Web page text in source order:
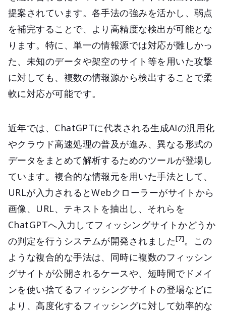
提案されています。各手法の強みを活かし、弱点
を補完することで、より高精度な検出が可能とな
ります。特に、単一の情報源では対応が難しかっ
た、未知のデータや架空のサイト等を用いた攻撃
に対しても、複数の情報源から検出することで柔
軟に対応が可能です。
近年では、ChatGPTに代表される生成AIの汎用化
やクラウド高速処理の普及が進み、異なる形式の
データをまとめて解析するためのツールが登場し
ています。複合的な情報元を用いた手法として、
URLが入力されるとWebクローラーがサイトから
画像、URL、テキストを抽出し、それらを
ChatGPTへ入力してフィッシングサイトかどうか
の判定を行うシステムが開発されました[7]。この
ような複合的な手法は、同時に複数のフィッシン
グサイトが公開されるケースや、短時間でドメイ
ンを使い捨てるフィッシングサイトの登場などに
より、高度化するフィッシングに対して効率的な